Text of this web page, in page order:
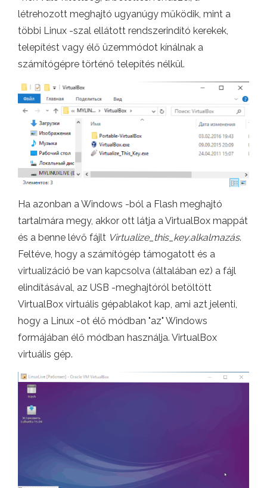
létrehozott meghajtó ugyanúgy működik, mint a
többi Linux -szal ellátott rendszerindító kerekek,
telepítést vagy élő üzemmódot kínálnak a
számítógépre történő telepítés nélkül.
Ha azonban a Windows -ból a Flash meghajtó
tartalmára megy, akkor ott látja a VirtualBox mappát
és a benne lévő fájlt Virtualize_this_key.alkalmazás.
Feltéve, hogy a számítógép támogatott és a
virtualizáció be van kapcsolva (általában ez) a fájl
elindításával, az USB -meghajtóról betöltött
VirtualBox virtuális gépablakot kap, ami azt jelenti,
hogy a Linux -ot élő módban "az" Windows
formájában élő módban használja. VirtualBox
virtuális gép.